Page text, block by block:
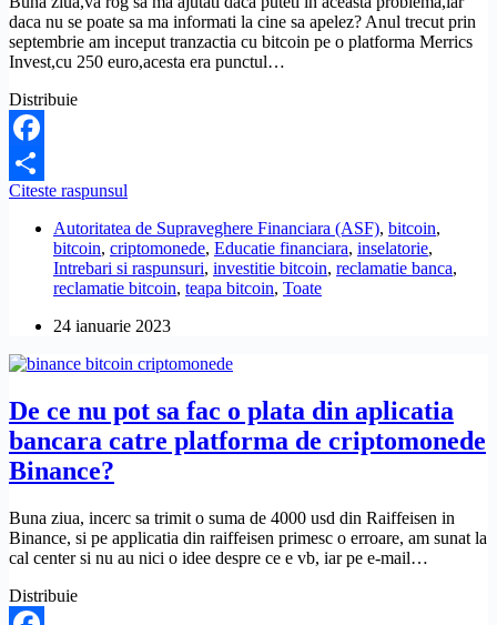
pot
sa-
i
daca nu se poate sa ma informati la cine sa apelez? Anul trecut prin
septembrie am inceput tranzactia cu bitcoin pe o platforma Merrics
Invest,cu 250 euro,acesta era punctul…
Distribuie
Facebook
Partajează
Citeste raspunsul
blocat
banii
investiti
in
prin
Merrics
Ce
pot
sa
Autoritatea de Supraveghere Financiara (ASF), bitcoin,
bitcoin, criptomonede, Educatie financiara, inselatorie,
Intrebari si raspunsuri, investitie bitcoin, reclamatie banca,
reclamatie bitcoin, teapa bitcoin, Toate
24 ianuarie 2023
De ce nu pot sa fac o plata din aplicatia
bancara catre platforma de criptomonede
Binance?
Buna ziua, incerc sa trimit o suma de 4000 usd din Raiffeisen in
Binance, si pe applicatia din raiffeisen primesc o erroare, am sunat la
cal center si nu au nici o idee despre ce e vb, iar pe e-mail…
Distribuie